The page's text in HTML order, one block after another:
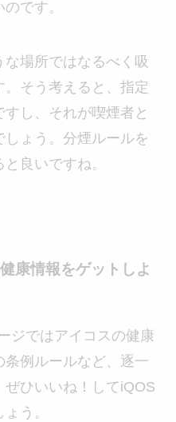
です。
場所ではなるべく吸
そう考えると、指定
し、それが喫煙者と
しょう。分煙ルールを
良いですね。
康情報をゲットしよ
ジではアイコスの健康
例ルールなど、逐一
ひいいね！してiQOS
う。